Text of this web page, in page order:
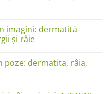
imagini: dermatită
și râie
poze: dermatita, râia,